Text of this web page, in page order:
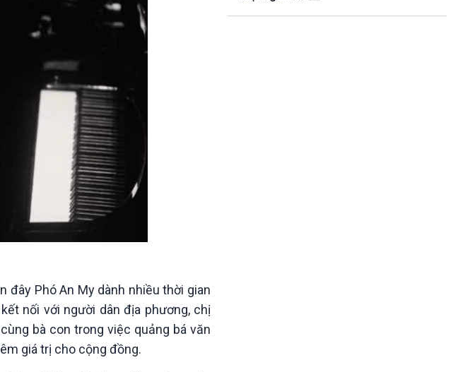
đây Phó An My dành nhiều thời gian
nối với người dân địa phương, chị
bà con trong việc quảng bá văn
giá trị cho cộng đồng.